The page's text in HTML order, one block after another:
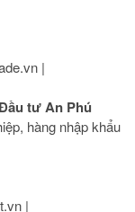
|
tư An Phú
hàng nhập khẩu
|